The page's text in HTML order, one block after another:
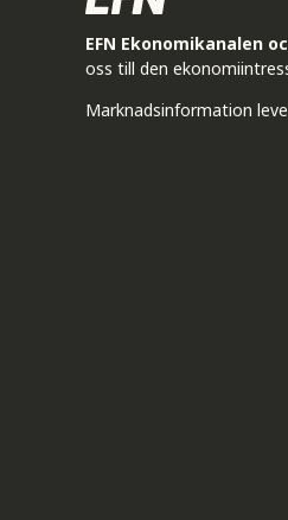
EFN Ekonomikanalen
oss till den
Marknadsinformation